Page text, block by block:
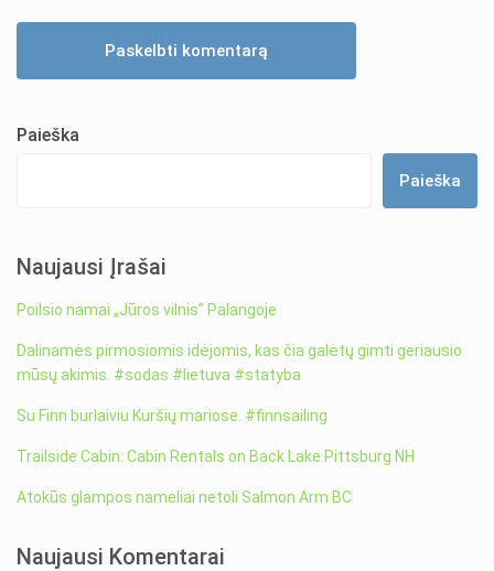
Paieška
Paieška
Naujausi Įrašai
Poilsio namai „Jūros vilnis” Palangoje
Dalinamės pirmosiomis idėjomis, kas čia galėtų gimti geriausio
mūsų akimis. #sodas #lietuva #statyba
Su Finn burlaiviu Kuršių mariose. #finnsailing
Trailside Cabin: Cabin Rentals on Back Lake Pittsburg NH
Atokūs glampos nameliai netoli Salmon Arm BC
Naujausi Komentarai